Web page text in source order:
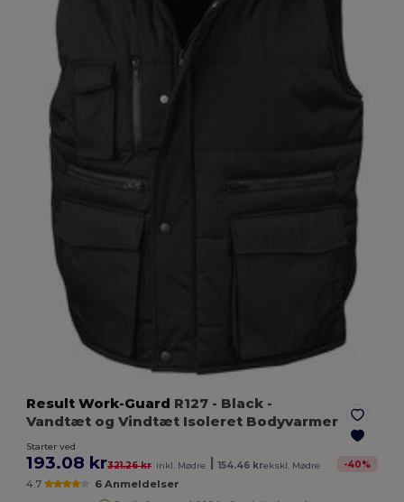
Result Work-Guard R127 - Black -
Vandtæt og Vindtæt Isoleret Bodyvarmer
Starter ved
193.08 kr321.26 kr inkl. Mødre 154.46 krekskl. Mødre -40%
4.7 6 Anmeldelser